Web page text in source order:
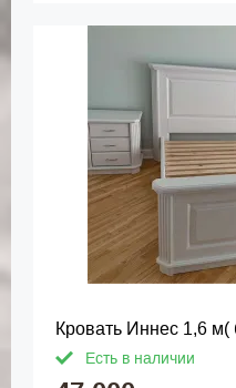
Кровать Иннес 1,6
Есть в наличии